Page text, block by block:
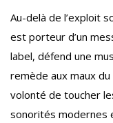
Au-delà de l’exploit
est porteur d’un
label, défend une
remède aux maux
volonté de toucher
sonorités modernes